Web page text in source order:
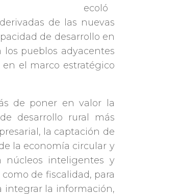
ecoló
de las nuevas
de desarrollo en
pueblos adyacentes
el marco estratégico
de poner en valor la
desarrollo rural más
la captación de
la economía circular y
núcleos inteligentes y
de fiscalidad, para
integrar la información,